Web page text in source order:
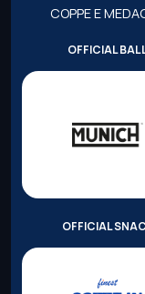
COPPE E
OFFICIAL
OFFICIAL